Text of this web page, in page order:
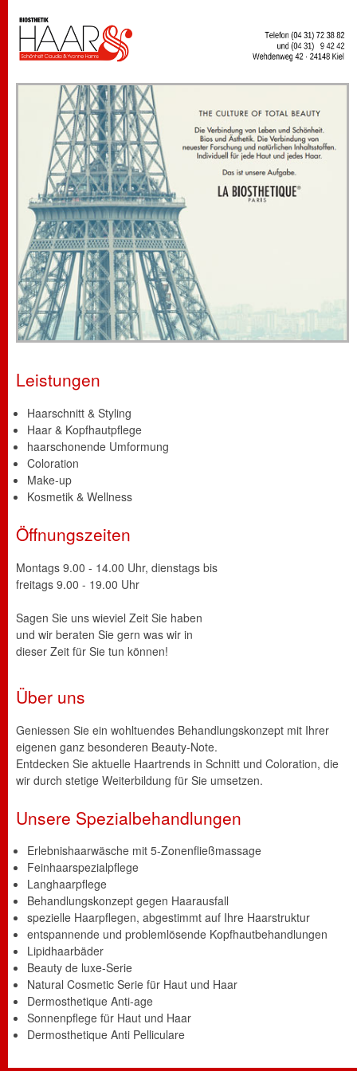
Leistungen
Haarschnitt & Styling
Haar & Kopfhautpflege
haarschonende Umformung
Coloration
Make-up
Kosmetik & Wellness
Öffnungszeiten
Montags 9.00 - 14.00 Uhr, dienstags bis
freitags 9.00 - 19.00 Uhr
Sagen Sie uns wieviel Zeit Sie haben
und wir beraten Sie gern was wir in
dieser Zeit für Sie tun können!
Über uns
Geniessen Sie ein wohltuendes Behandlungskonzept mit Ihrer
eigenen ganz besonderen Beauty-Note.
Entdecken Sie aktuelle Haartrends in Schnitt und Coloration, die
wir durch stetige Weiterbildung für Sie umsetzen.
Unsere Spezialbehandlungen
Erlebnishaarwäsche mit 5-Zonenfließmassage
Feinhaarspezialpflege
Langhaarpflege
Behandlungskonzept gegen Haarausfall
spezielle Haarpflegen, abgestimmt auf Ihre Haarstruktur
entspannende und problemlösende Kopfhautbehandlungen
Lipidhaarbäder
Beauty de luxe-Serie
Natural Cosmetic Serie für Haut und Haar
Dermosthetique Anti-age
Sonnenpflege für Haut und Haar
Dermosthetique Anti Pelliculare